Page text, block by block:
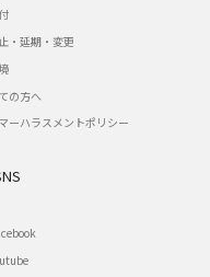
・延期・変更
の方へ
ーハラスメントポリシー